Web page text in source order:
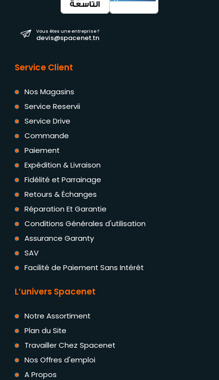
Vous êtes une entreprise ?
devis@spacenet.tn
Service Client
Nos Magasins
Service Reservii
Service Drive
Commande
Paiement
Expédition & Livraison
Fidélité et Parrainage
Retours & Échanges
Réparation Et Garantie
Conditions Générales d'utilisation
Assurance Garanty
SAV
Facilité de Paiement Sans Intérêt
L’univers Spacenet
Notre Assortiment
Plan du Site
Travailler Chez Spacenet
Nos Offres d'emploi
A Propos